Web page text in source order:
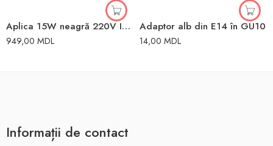
Aplica 15W neagră 220V IP20 E27 TK Lighting
949,00 MDL
Adaptor alb din E14 în GU10
14,00 MDL
Informații de contact